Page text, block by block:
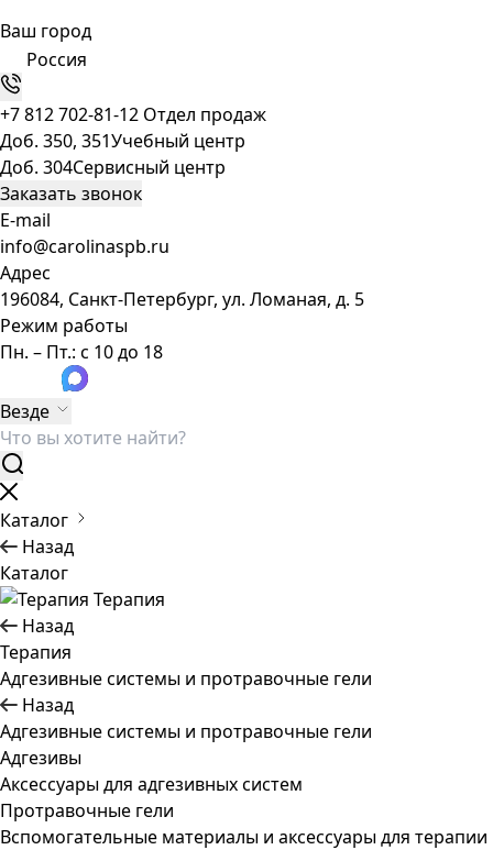
Ваш город
Россия
+7 812 702-81-12 Отдел продаж
Доб. 350, 351Учебный центр
Доб. 304Сервисный центр
Заказать звонок
E-mail
info@carolinaspb.ru
Адрес
196084, Санкт-Петербург, ул. Ломаная, д. 5
Режим работы
Пн. – Пт.: с 10 до 18
Везде
Каталог
Назад
Каталог
Терапия
Назад
Терапия
Адгезивные системы и протравочные гели
Назад
Адгезивные системы и протравочные гели
Адгезивы
Аксессуары для адгезивных систем
Протравочные гели
Вспомогательные материалы и аксессуары для терапии